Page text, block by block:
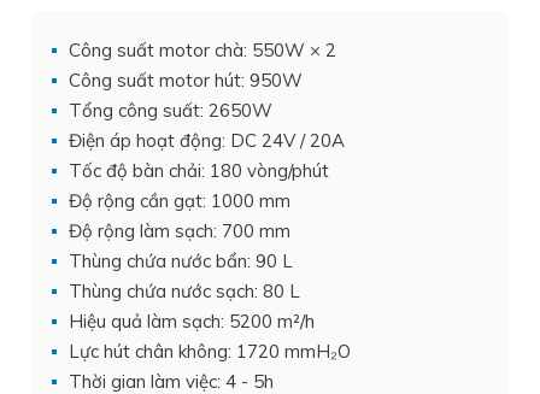
Công suất motor chà: 550W × 2
Công suất motor hút: 950W
Tổng công suất: 2650W
Điện áp hoạt động: DC 24V / 20A
Tốc độ bàn chải: 180 vòng/phút
Độ rộng cần gạt: 1000 mm
Độ rộng làm sạch: 700 mm
Thùng chứa nước bẩn: 90 L
Thùng chứa nước sạch: 80 L
Hiệu quả làm sạch: 5200 m²/h
Lực hút chân không: 1720 mmH₂O
Thời gian làm việc: 4 - 5h